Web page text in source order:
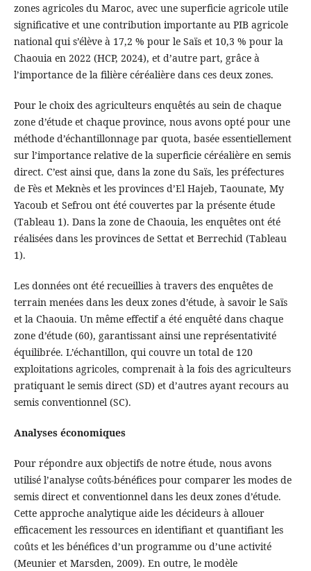
zones agricoles du Maroc, avec une superficie agricole utile
significative et une contribution importante au PIB agricole
national qui s’élève à 17,2 % pour le Saïs et 10,3 % pour la
Chaouia en 2022 (HCP, 2024), et d’autre part, grâce à
l’importance de la filière céréalière dans ces deux zones.
Pour le choix des agriculteurs enquêtés au sein de chaque
zone d’étude et chaque province, nous avons opté pour une
méthode d’échantillonnage par quota, basée essentiellement
sur l’importance relative de la superficie céréalière en semis
direct. C’est ainsi que, dans la zone du Saïs, les préfectures
de Fès et Meknès et les provinces d’El Hajeb, Taounate, My
Yacoub et Sefrou ont été couvertes par la présente étude
(Tableau 1). Dans la zone de Chaouia, les enquêtes ont été
réalisées dans les provinces de Settat et Berrechid (Tableau
1).
Les données ont été recueillies à travers des enquêtes de
terrain menées dans les deux zones d’étude, à savoir le Saïs
et la Chaouia. Un même effectif a été enquêté dans chaque
zone d’étude (60), garantissant ainsi une représentativité
équilibrée. L’échantillon, qui couvre un total de 120
exploitations agricoles, comprenait à la fois des agriculteurs
pratiquant le semis direct (SD) et d’autres ayant recours au
semis conventionnel (SC).
Analyses économiques
Pour répondre aux objectifs de notre étude, nous avons
utilisé l’analyse coûts-bénéfices pour comparer les modes de
semis direct et conventionnel dans les deux zones d’étude.
Cette approche analytique aide les décideurs à allouer
efficacement les ressources en identifiant et quantifiant les
coûts et les bénéfices d’un programme ou d’une activité
(Meunier et Marsden, 2009). En outre, le modèle